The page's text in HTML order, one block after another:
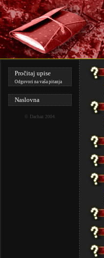
Pročitaj upise
Odgovori na vaša pitanja
Naslovna
© Dachaz2004.